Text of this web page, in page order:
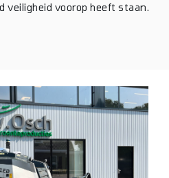
veiligheid voorop heeft staan.